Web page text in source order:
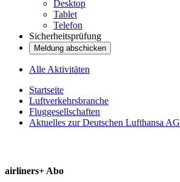
Desktop
Tablet
Telefon
Sicherheitsprüfung
Meldung abschicken
Alle Aktivitäten
Startseite
Luftverkehrsbranche
Fluggesellschaften
Aktuelles zur Deutschen Lufthansa AG
airliners+ Abo